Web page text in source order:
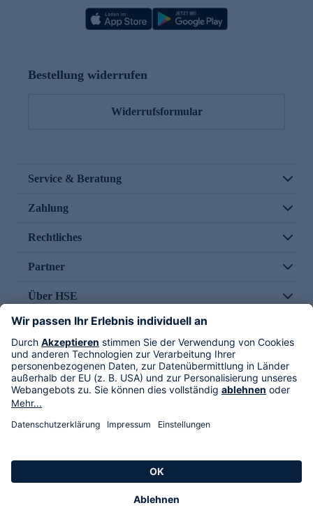
Bestellung widerrufen
Widerrufsformular
Service & Beratung
Zahlung
Rechtliches
Partner
Über HSE
Im TV
HSE International